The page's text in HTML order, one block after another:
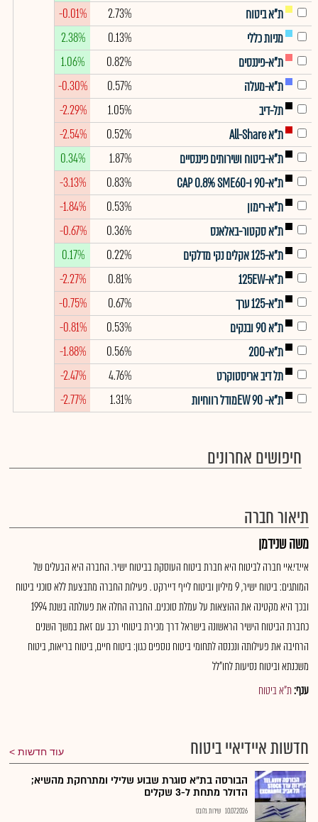
ת"א ביטוח
2.73%
-0.01%
מניות כללי
0.13%
2.38%
ת"א-פיננסים
0.82%
1.06%
ת"א-מעלה
0.57%
-0.30%
תל-דיב
1.05%
-2.29%
ת"א All-Share
0.52%
-2.54%
ת"א-ביטוח ושירותים פיננסיים
1.87%
0.34%
ת"א-90 ו-CAP 0.8% SME60
0.83%
-3.13%
ת"א-רימון
0.53%
-1.84%
ת"א סקטור-באלאנס
0.36%
-0.67%
ת"א-125 אקלים נקי מדלקים
0.22%
0.17%
ת"א-125EW
0.81%
-2.27%
ת"א-125 ערך
0.67%
-0.75%
ת"א 90 ובנקים
0.53%
-0.81%
ת"א-200
0.56%
-1.88%
תל דיב אריסטוקרט
4.76%
-2.47%
ת"א- EW 90מודל רווחיות
1.31%
-2.77%
חיפושים אחרונים
תיאור חברה
משה שנידמן
איי.די.איי חברה לביטוח היא חברת ביטוח העוסקת בביטוח ישיר. החברה היא הבעלים של
המותגים: ביטוח ישיר, 9 מיליון וביטוח לייף דיירקט . פעילות החברה מתבצעת ללא סוכני ביטוח
ובכך היא מקטינה את ההוצאות על עמלת סוכנים. החברה החלה את פעולתה בשנת 1994
כחברת הביטוח הישיר הראשונה בישראל דרך מכירת ביטוחי רכב עם זאת במשך השנים
הרחיבה את פעילותה ונכנסה לתחומי ביטוח נוספים כגון: ביטוח חיים, ביטוח בריאות, ביטוח
משכנתא וביטוח נסיעות לחו"לל
ענף:ת"א ביטוח
חדשות איידיאיי ביטוח עוד חדשות
הבורסה בת״א סוגרת שבוע שלילי ומתרחקת מהשיא;
הדולר מתחת ל-3 שקלים
10.07.2026 שירות גלובס